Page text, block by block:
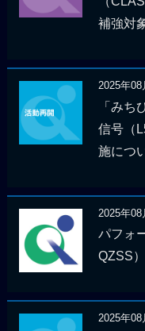
補強対
2025年08
「みち
信号（
施につ
2025年08
パフォ
QZSS
2025年08